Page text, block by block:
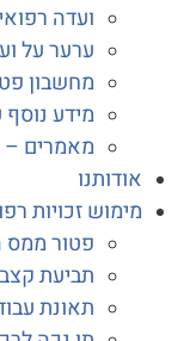
ועדה רפואית
ערער על ועדה
מחשבון פטור
מידע נוסף על
מאמרים – פטור
זכויות רפואיות
פטור ממס הכנסה
תביעת קצבת
תאונת עבודה